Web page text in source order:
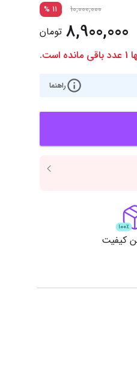
10,000,000
11
%
8,900,000 تومان
1 عدد باقی مانده است.
راهنما
کیفیت